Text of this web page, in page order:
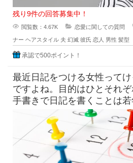
残り9件の回答募集中！
閲覧数：4.67K 恋愛に関しての質問
ナー ヘアスタイル 夫 幻滅 彼氏 恋人 男性 髪型
承認で500ポイント！
最近日記をつける女性って
ですよね。目的はひとそれ
手書きで日記を書くことは
にも効果はすこしくらいは貢